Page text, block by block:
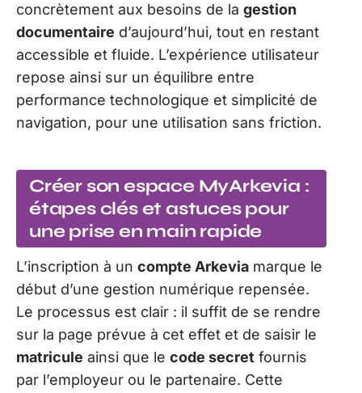
concrètement aux besoins de la gestion
documentaire d’aujourd’hui, tout en restant
accessible et fluide. L’expérience utilisateur
repose ainsi sur un équilibre entre
performance technologique et simplicité de
navigation, pour une utilisation sans friction.
Créer son espace MyArkevia :
étapes clés et astuces pour
une prise en main rapide
L’inscription à un compte Arkevia marque le
début d’une gestion numérique repensée.
Le processus est clair : il suffit de se rendre
sur la page prévue à cet effet et de saisir le
matricule ainsi que le code secret fournis
par l’employeur ou le partenaire. Cette